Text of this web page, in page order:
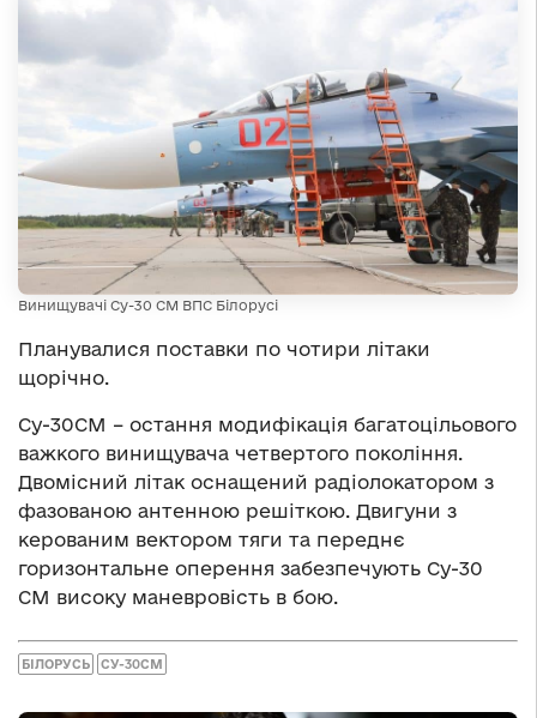
Винищувачі Су-30 СМ ВПС Білорусі
Планувалися поставки по чотири літаки
щорічно.
Су-30СМ – остання модифікація багатоцільового
важкого винищувача четвертого покоління.
Двомісний літак оснащений радіолокатором з
фазованою антенною решіткою. Двигуни з
керованим вектором тяги та переднє
горизонтальне оперення забезпечують Су-30
СМ високу маневровість в бою.
БІЛОРУСЬ СУ-30СМ